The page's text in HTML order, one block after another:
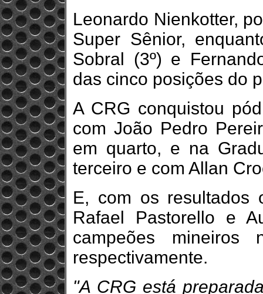
Leonardo Nienkotter,
Super Sênior,
Sobral (3º) e
das cinco posições do
A CRG conquistou
com João Pedro
em quarto, e na
terceiro e com Allan
E, com os resultados
Rafael Pastorello e
campeões
respectivamente.
"A CRG está